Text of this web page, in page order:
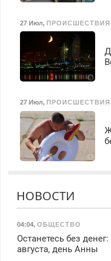
27 Июл, ПРОИСШЕСТВИЯ
27 Июл, ПРОИСШЕСТВИЯ
НОВОСТИ
04:04, ОБЩЕСТВО
Останетесь без
августа, день Анны